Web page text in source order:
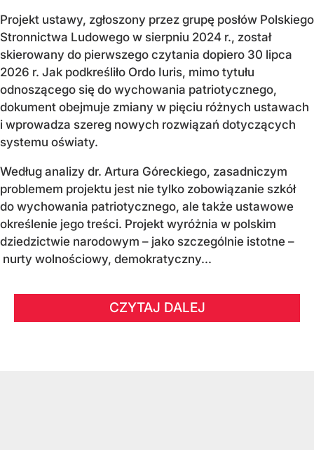
Projekt ustawy, zgłoszony przez grupę posłów Polskiego
Stronnictwa Ludowego w sierpniu 2024 r., został
skierowany do pierwszego czytania dopiero 30 lipca
2026 r. Jak podkreśliło Ordo Iuris, mimo tytułu
odnoszącego się do wychowania patriotycznego,
dokument obejmuje zmiany w pięciu różnych ustawach
i wprowadza szereg nowych rozwiązań dotyczących
systemu oświaty.
Według analizy dr. Artura Góreckiego, zasadniczym
problemem projektu jest nie tylko zobowiązanie szkół
do wychowania patriotycznego, ale także ustawowe
określenie jego treści. Projekt wyróżnia w polskim
dziedzictwie narodowym – jako szczególnie istotne –
nurty wolnościowy, demokratyczny...
CZYTAJ DALEJ